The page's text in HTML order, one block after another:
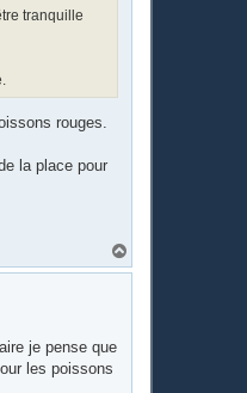
tranquille
rouges.
la place pour
a
je pense que
les poissons